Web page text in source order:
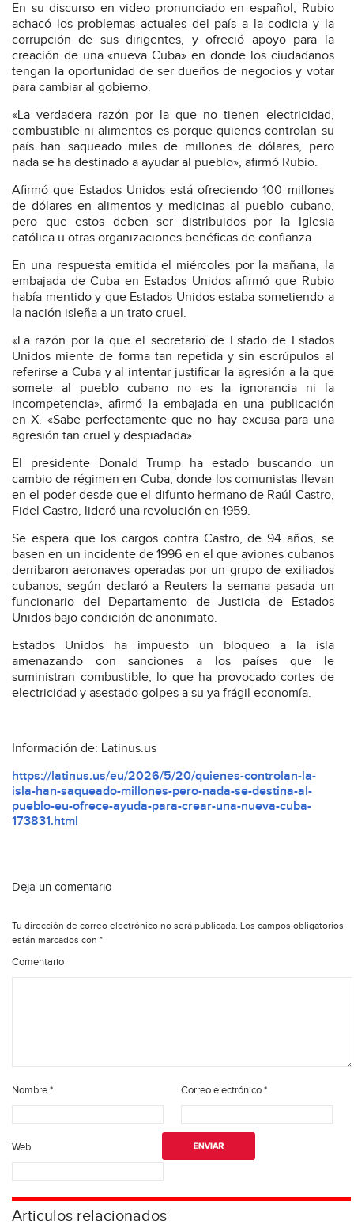
En su discurso en video pronunciado en español, Rubio
achacó los problemas actuales del país a la codicia y la
corrupción de sus dirigentes, y ofreció apoyo para la
creación de una «nueva Cuba» en donde los ciudadanos
tengan la oportunidad de ser dueños de negocios y votar
para cambiar al gobierno.
«La verdadera razón por la que no tienen electricidad,
combustible ni alimentos es porque quienes controlan su
país han saqueado miles de millones de dólares, pero
nada se ha destinado a ayudar al pueblo», afirmó Rubio.
Afirmó que Estados Unidos está ofreciendo 100 millones
de dólares en alimentos y medicinas al pueblo cubano,
pero que estos deben ser distribuidos por la Iglesia
católica u otras organizaciones benéficas de confianza.
En una respuesta emitida el miércoles por la mañana, la
embajada de Cuba en Estados Unidos afirmó que Rubio
había mentido y que Estados Unidos estaba sometiendo a
la nación isleña a un trato cruel.
«La razón por la que el secretario de Estado de Estados
Unidos miente de forma tan repetida y sin escrúpulos al
referirse a Cuba y al intentar justificar la agresión a la que
somete al pueblo cubano no es la ignorancia ni la
incompetencia», afirmó la embajada en una publicación
en X. «Sabe perfectamente que no hay excusa para una
agresión tan cruel y despiadada».
El presidente Donald Trump ha estado buscando un
cambio de régimen en Cuba, donde los comunistas llevan
en el poder desde que el difunto hermano de Raúl Castro,
Fidel Castro, lideró una revolución en 1959.
Se espera que los cargos contra Castro, de 94 años, se
basen en un incidente de 1996 en el que aviones cubanos
derribaron aeronaves operadas por un grupo de exiliados
cubanos, según declaró a Reuters la semana pasada un
funcionario del Departamento de Justicia de Estados
Unidos bajo condición de anonimato.
Estados Unidos ha impuesto un bloqueo a la isla
amenazando con sanciones a los países que le
suministran combustible, lo que ha provocado cortes de
electricidad y asestado golpes a su ya frágil economía.
Información de: Latinus.us
https://latinus.us/eu/2026/5/20/quienes-controlan-la-
isla-han-saqueado-millones-pero-nada-se-destina-al-
pueblo-eu-ofrece-ayuda-para-crear-una-nueva-cuba-
173831.html
Deja un comentario
Tu dirección de correo electrónico no será publicada. Los campos obligatorios
están marcados con *
Comentario
Nombre* Correo electrónico*
Web
Articulos relacionados